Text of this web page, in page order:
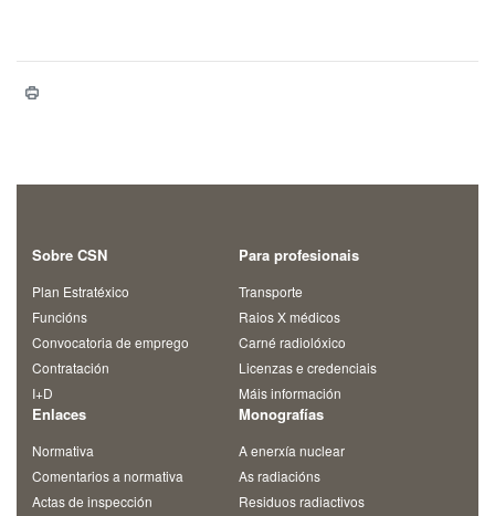
Sobre CSN
Plan Estratéxico
Funcións
Convocatoria de emprego
Contratación
I+D
Para profesionais
Transporte
Raios X médicos
Carné radiolóxico
Licenzas e credenciais
Máis información
Enlaces
Normativa
Comentarios a normativa
Actas de inspección
Monografías
A enerxía nuclear
As radiacións
Residuos radiactivos